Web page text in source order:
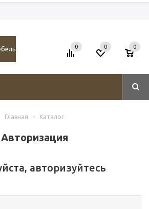
0 0 0
Главная - Каталог
Авторизация
авторизуйтесь